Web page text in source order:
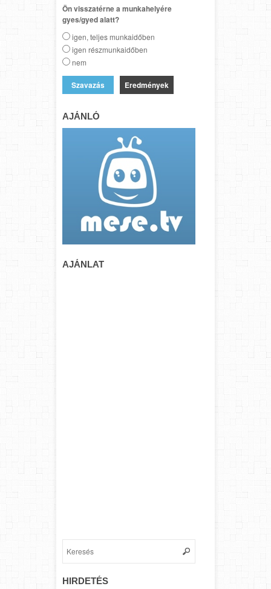
Ön visszatérne a munkahelyére
gyes/gyed alatt?
igen, teljes munkaidőben
igen részmunkaidőben
nem
Eredmények
AJÁNLÓ
AJÁNLAT
HIRDETÉS